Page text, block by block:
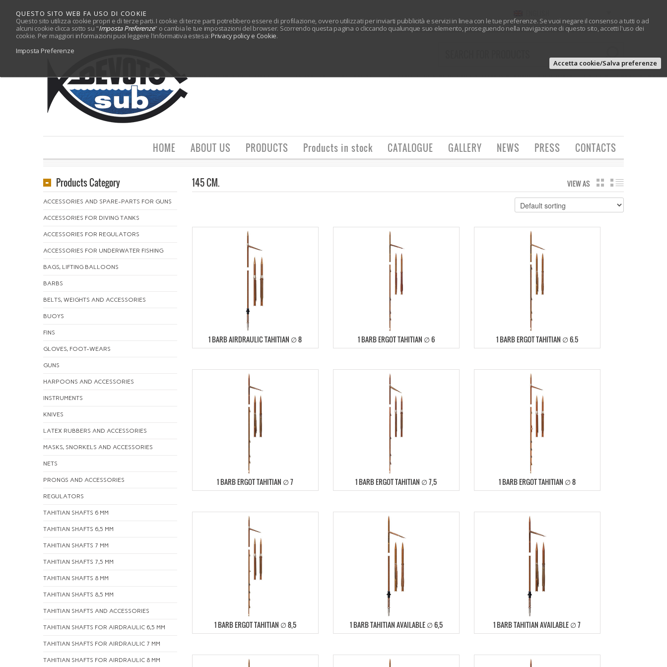
QUESTO SITO WEB FA USO DI COOKIE
Questo sito utilizza cookie propri e di terze parti. I cookie di terze parti potrebbero essere di profilazione, ovvero utilizzati per inviarti pubblicità e servizi in linea con le tue preferenze. Se vuoi negare il consenso a tutti o ad
alcuni cookie clicca sotto su "Imposta Preferenze" o cambia le tue impostazioni del browser. Scorrendo questa pagina o cliccando qualunque suo elemento, proseguendo nella navigazione di questo sito, accetti l'uso dei
cookie. Per maggiori informazioni puoi leggere l'informativa estesa: Privacy policy e Cookie.
Imposta Preferenze
Accetta cookie/Salva preferenze
HOME ABOUT US PRODUCTS Products in stock CATALOGUE GALLERY NEWS PRESS CONTACTS
145 CM. VIEW AS GRID
1 BARB AIRDRAULIC TAHITIAN ∅ 8 1 BARB ERGOT TAHITIAN ∅ 6 1 BARB ERGOT TAHITIAN ∅ 6.5
1 BARB ERGOT TAHITIAN ∅ 7 1 BARB ERGOT TAHITIAN ∅ 7,5 1 BARB ERGOT TAHITIAN ∅ 8
1 BARB ERGOT TAHITIAN ∅ 8,5 1 BARB TAHITIAN AVAILABLE ∅ 6,5 1 BARB TAHITIAN AVAILABLE ∅ 7
Products Category
ACCESSORIES AND SPARE-PARTS FOR GUNS
ACCESSORIES FOR DIVING TANKS
ACCESSORIES FOR REGULATORS
ACCESSORIES FOR UNDERWATER FISHING
BAGS, LIFTING BALLOONS
BARBS
BELTS, WEIGHTS AND ACCESSORIES
BUOYS
FINS
GLOVES, FOOT-WEARS
GUNS
HARPOONS AND ACCESSORIES
INSTRUMENTS
KNIVES
LATEX RUBBERS AND ACCESSORIES
MASKS, SNORKELS AND ACCESSORIES
NETS
PRONGS AND ACCESSORIES
REGULATORS
TAHITIAN SHAFTS 6 MM
TAHITIAN SHAFTS 6,5 MM
TAHITIAN SHAFTS 7 MM
TAHITIAN SHAFTS 7,5 MM
TAHITIAN SHAFTS 8 MM
TAHITIAN SHAFTS 8,5 MM
TAHITIAN SHAFTS AND ACCESSORIES
TAHITIAN SHAFTS FOR AIRDRAULIC 6,5 MM
TAHITIAN SHAFTS FOR AIRDRAULIC 7 MM
TAHITIAN SHAFTS FOR AIRDRAULIC 8 MM